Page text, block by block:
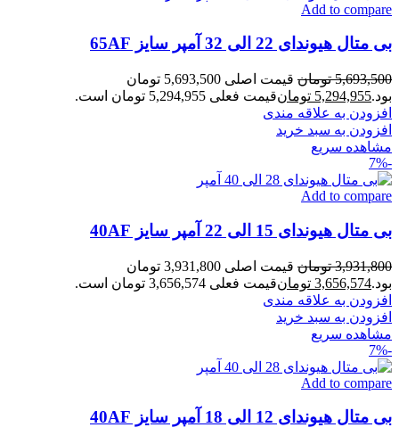
Add to compare
بی متال هیوندای 22 الی 32 آمپر سایز 65AF
5,693,500 تومان
قیمت اصلی 5,693,500 تومان
بود.5,294,955 تومانقیمت فعلی 5,294,955 تومان است.
افزودن به علاقه مندی
افزودن به سبد خرید
مشاهده سریع
-7%
Add to compare
بی متال هیوندای 15 الی 22 آمپر سایز 40AF
3,931,800 تومان
قیمت اصلی 3,931,800 تومان
بود.3,656,574 تومانقیمت فعلی 3,656,574 تومان است.
افزودن به علاقه مندی
افزودن به سبد خرید
مشاهده سریع
-7%
Add to compare
بی متال هیوندای 12 الی 18 آمپر سایز 40AF